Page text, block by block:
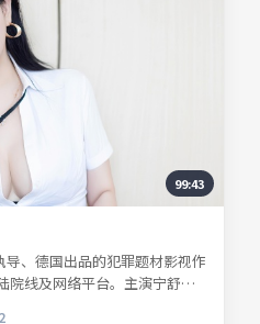
99:43
、德国出品的犯罪题材影视作
院线及网络平台。主演宁舒
一段充满转折的人物命运。人